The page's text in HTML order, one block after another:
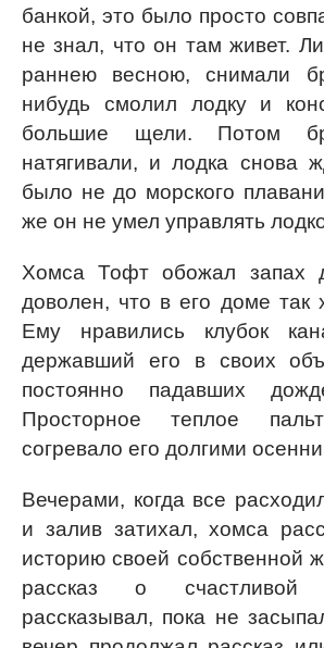
банкой, это было просто
не знал, что он там живет.
раннею весною, снимали
нибудь смолил лодку и
большие щели. Потом
натягивали, и лодка снова
было не до морского
же он не умел управлять
Хомса Тофт обожал запах
доволен, что в его доме так
Ему нравились клубок
державший его в своих
постоянно падавших
Просторное теплое
согревало его долгими
Вечерами, когда все
и залив затихал, хомса
историю своей собственной
рассказ о
рассказывал, пока не